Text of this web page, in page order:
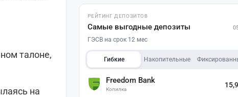
талоне,
на
РЕЙТИНГ ДЕПОЗИТОВ
Самые выгодные депозиты
ГЭСВ на срок 12 мес
Гибкие Накопительные
Freedom Bank
Копилка